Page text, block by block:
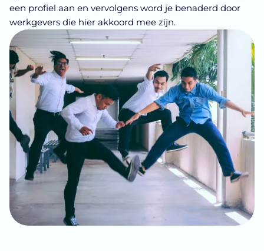
een profiel aan en vervolgens word je benaderd door
werkgevers die hier akkoord mee zijn.